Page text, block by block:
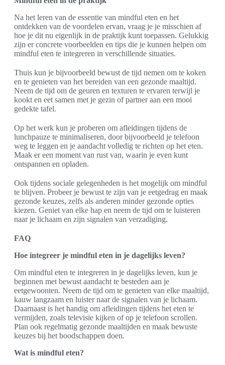
Na het leren van de essentie van mindful eten en het
ontdekken van de voordelen ervan, vraag je je misschien af
hoe je dit nu eigenlijk in de praktijk kunt toepassen. Gelukkig
zijn er concrete voorbeelden en tips die je kunnen helpen om
mindful eten te integreren in verschillende situaties.
Thuis kun je bijvoorbeeld bewust de tijd nemen om te koken
en te genieten van het bereiden van een gezonde maaltijd.
Neem de tijd om de geuren en texturen te ervaren terwijl je
kookt en eet samen met je gezin of partner aan een mooi
gedekte tafel.
Op het werk kun je proberen om afleidingen tijdens de
lunchpauze te minimaliseren, door bijvoorbeeld je telefoon
weg te leggen en je aandacht volledig te richten op het eten.
Maak er een moment van rust van, waarin je even kunt
ontspannen en opladen.
Ook tijdens sociale gelegenheden is het mogelijk om mindful
te blijven. Probeer je bewust te zijn van je eetgedrag en maak
gezonde keuzes, zelfs als anderen minder gezonde opties
kiezen. Geniet van elke hap en neem de tijd om te luisteren
naar je lichaam en zijn signalen van verzadiging.
FAQ
Hoe integreer je mindful eten in je dagelijks leven?
Om mindful eten te integreren in je dagelijks leven, kun je
beginnen met bewust aandacht te besteden aan je
eetgewoonten. Neem de tijd om te genieten van elke maaltijd,
kauw langzaam en luister naar de signalen van je lichaam.
Daarnaast is het handig om afleidingen tijdens het eten te
vermijden, zoals televisie kijken of op je telefoon scrollen.
Plan ook regelmatig gezonde maaltijden en maak bewuste
keuzes bij het boodschappen doen.
Wat is mindful eten?